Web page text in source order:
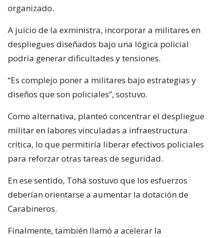
organizado.
A juicio de la exministra, incorporar a militares en
despliegues diseñados bajo una lógica policial
podría generar dificultades y tensiones.
“Es complejo poner a militares bajo estrategias y
diseños que son policiales”, sostuvo.
Como alternativa, planteó concentrar el despliegue
militar en labores vinculadas a infraestructura
crítica, lo que permitiría liberar efectivos policiales
para reforzar otras tareas de seguridad.
En ese sentido, Tohá sostuvo que los esfuerzos
deberían orientarse a aumentar la dotación de
Carabineros.
Finalmente, también llamó a acelerar la